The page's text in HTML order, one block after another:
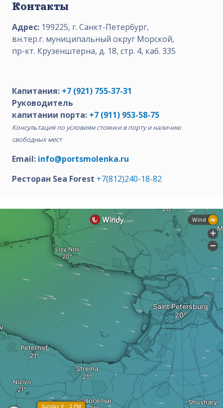
Контакты
Адрес: 199225, г. Санкт-Петербург,
вн.тер.г. муниципальный округ Морской,
пр-кт. Крузенштерна, д. 18, стр. 4, каб. 335
Капитания: +7 (921) 755-37-31
Руководитель
капитании порта: +7 (911) 953-58-75
Консультация по условиям стоянки в порту и наличию
свободных мест
Email: info@portsmolenka.ru
Ресторан Sea Forest +7(812)240-18-82